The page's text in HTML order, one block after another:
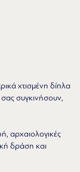
χτισμένη δίπλα
συγκινήσουν,
αρχαιολογικές
δράση και